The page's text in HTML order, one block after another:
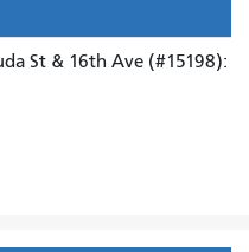
St & 16th Ave (#15198):